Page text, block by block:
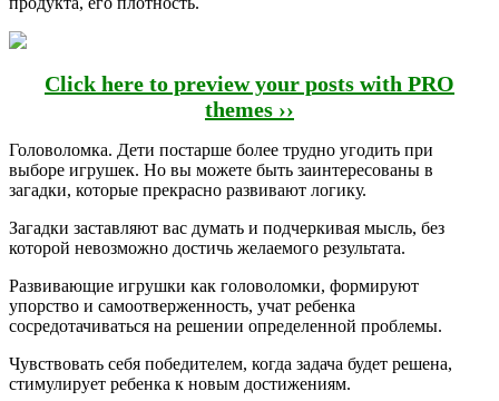
Click here to preview your posts with PRO
themes ››
Головоломка. Дети постарше более трудно угодить при
выборе игрушек. Но вы можете быть заинтересованы в
загадки, которые прекрасно развивают логику.
Загадки заставляют вас думать и подчеркивая мысль, без
которой невозможно достичь желаемого результата.
Развивающие игрушки как головоломки, формируют
упорство и самоотверженность, учат ребенка
сосредотачиваться на решении определенной проблемы.
Чувствовать себя победителем, когда задача будет решена,
стимулирует ребенка к новым достижениям.